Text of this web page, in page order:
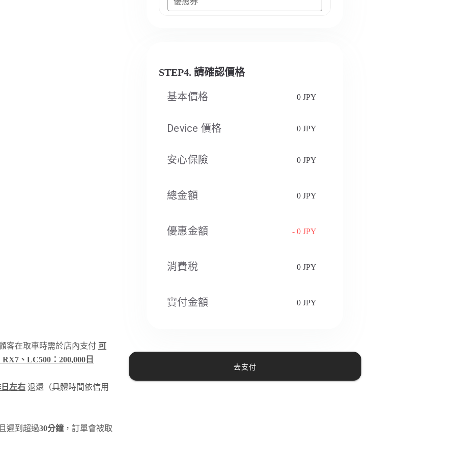
客在取車時需於店內支付 可
、LC500：200,000日
左右 退還（具體時間依信用
遲到超過30分鐘 ，訂單會被取
STEP4. 請確認價格
基本價格 0 JPY
Device 價格 0 JPY
安心保險 0 JPY
總金額 0 JPY
優惠金額 - 0 JPY
消費稅​ 0 JPY
實付金額 0 JPY
去支付